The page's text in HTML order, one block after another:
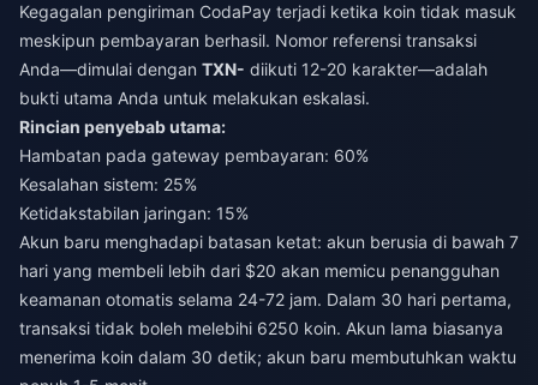
Kegagalan pengiriman CodaPay terjadi ketika koin tidak masuk
meskipun pembayaran berhasil. Nomor referensi transaksi
Anda—dimulai dengan TXN- diikuti 12-20 karakter—adalah
bukti utama Anda untuk melakukan eskalasi.
Rincian penyebab utama:
Hambatan pada gateway pembayaran: 60%
Kesalahan sistem: 25%
Ketidakstabilan jaringan: 15%
Akun baru menghadapi batasan ketat: akun berusia di bawah 7
hari yang membeli lebih dari $20 akan memicu penangguhan
keamanan otomatis selama 24-72 jam. Dalam 30 hari pertama,
transaksi tidak boleh melebihi 6250 koin. Akun lama biasanya
menerima koin dalam 30 detik; akun baru membutuhkan waktu